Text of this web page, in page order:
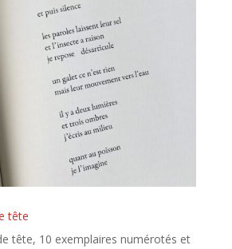
tête
tête, 10 exemplaires numérotés et